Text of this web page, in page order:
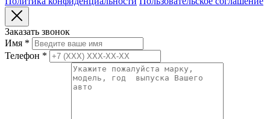
Заказать звонок
Имя *
Телефон *